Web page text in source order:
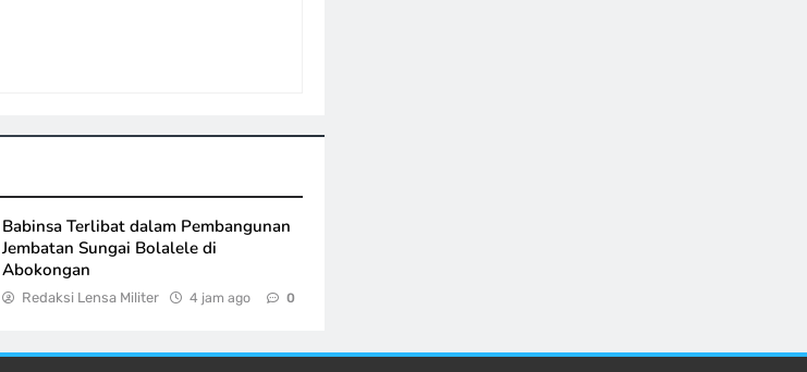
Babinsa Terlibat dalam Pembangunan
Jembatan Sungai Bolalele di
Abokongan
Redaksi Lensa Militer 4 jam ago 0